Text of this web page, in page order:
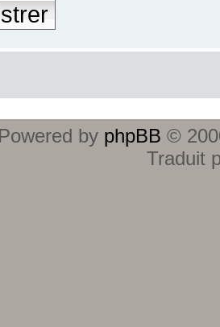
Powered by phpBB ©
Traduit